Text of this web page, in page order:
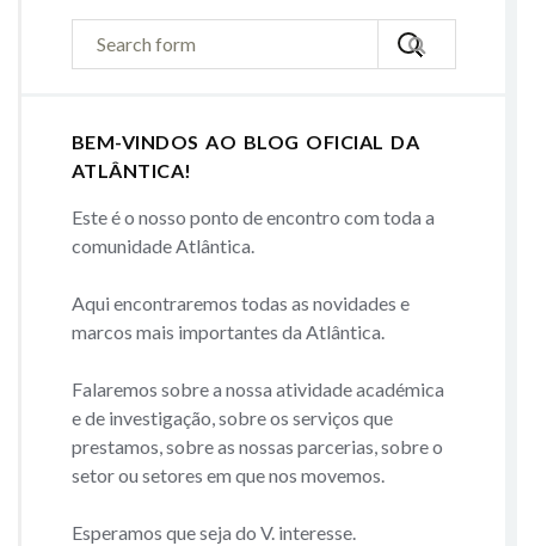
BEM-VINDOS AO BLOG OFICIAL DA
ATLÂNTICA!
Este é o nosso ponto de encontro com toda a
comunidade Atlântica.
Aqui encontraremos todas as novidades e
marcos mais importantes da Atlântica.
Falaremos sobre a nossa atividade académica
e de investigação, sobre os serviços que
prestamos, sobre as nossas parcerias, sobre o
setor ou setores em que nos movemos.
Esperamos que seja do V. interesse.